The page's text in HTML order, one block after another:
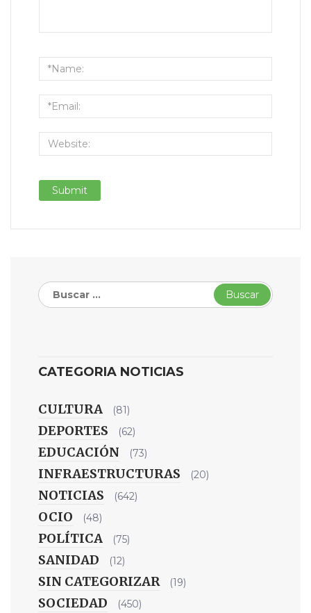
Buscar:
CATEGORIA NOTICIAS
CULTURA (81)
DEPORTES (62)
EDUCACIÓN (73)
INFRAESTRUCTURAS (20)
NOTICIAS (642)
OCIO (48)
POLÍTICA (75)
SANIDAD (12)
SIN CATEGORIZAR (19)
SOCIEDAD (450)